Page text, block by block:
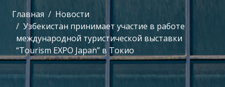
Главная
Новости
Узбекистан принимает участие в работе
международной туристической выставки
“Tourism EXPO Japan” в Токио